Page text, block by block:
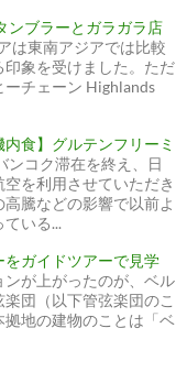
ンブラーとガラガラ店
は東南アジアでは比較
象を受けました。ただ
チェーン Highlands
内食】グルテンフリーミ
ンコク滞在を終え、日
を利用させていただき
騰などの影響で以前よ
いる...
ガイドツアーで見学
が上がったのが、ベル
団（以下管弦楽団のこ
地の建物のことは「ベ